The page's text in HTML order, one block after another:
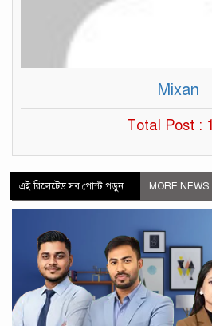
Mixan
Total Post :
এই রিলেটেড সব পোস্ট পড়ুন.... MORE